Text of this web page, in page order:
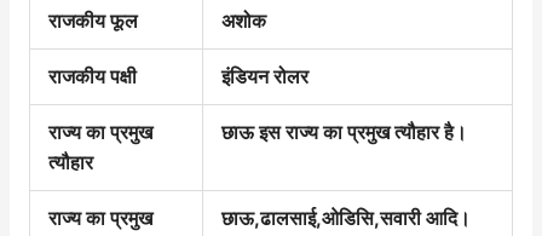
राजकीय फूल अशोक
राजकीय पक्षी इंडियन रोलर
राज्य का प्रमुख
त्यौहार
छाऊ इस राज्य का प्रमुख त्यौहार है।
राज्य का प्रमुख
छाऊ,ढालसाई,ओडिसि,सवारी आदि।